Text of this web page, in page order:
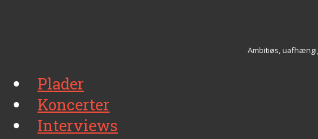
Ambitiøs,
Plader
Koncerter
Interviews